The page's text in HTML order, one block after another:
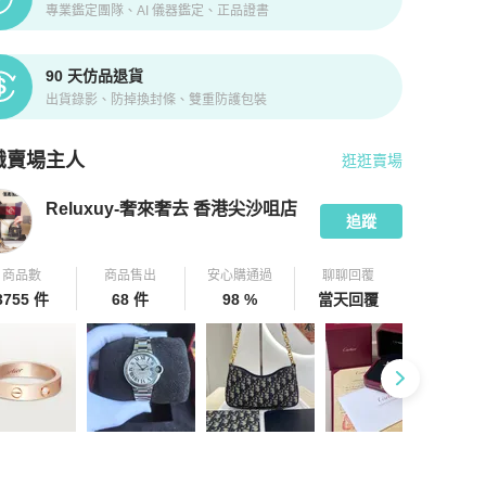
專業鑑定團隊、AI 儀器鑑定、正品證書
90 天仿品退貨
出貨錄影、防掉換封條、雙重防護包裝
賣場主人
拍拍圈嚴選賣家 Reluxuy-奢來奢去 香港尖沙咀店
逛逛賣場
Reluxuy-奢來奢去 香港尖沙咀店
追蹤
商品數
件
商品售出
68 件
安心購通過
98 %
聊聊回覆
當天回覆